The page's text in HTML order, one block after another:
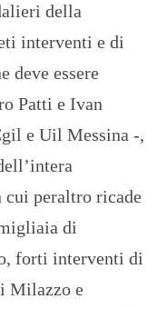
della
interventi e di
deve essere
Patti e Ivan
e Uil Messina -,
cui peraltro ricade
di
forti interventi di
Milazzo e